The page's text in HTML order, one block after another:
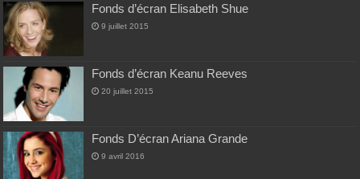
Fonds d’écran Elisabeth Shue
9 juillet 2015
Fonds d’écran Keanu Reeves
20 juillet 2015
Fonds D’écran Ariana Grande
9 avril 2016